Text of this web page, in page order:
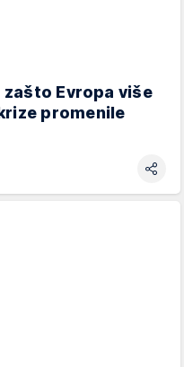
zašto Evropa više
promenile